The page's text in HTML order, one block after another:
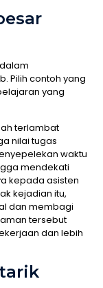
Pilih contoh yang
yang
terlambat
nilai tugas
waktu
mendekati
kepada asisten
kejadian itu,
dan membagi
tersebut
dan lebih